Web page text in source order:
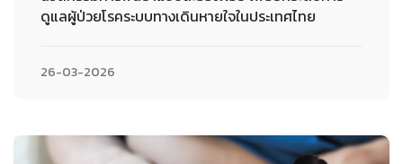
ดูแลผู้ป่วยโรคระบบทางเดินหายใจในประเทศไทย
26-03-2026